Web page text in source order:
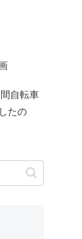
自転車
たの